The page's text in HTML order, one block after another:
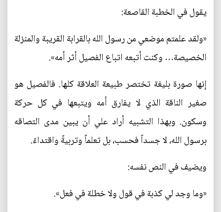
يقول في الخطبة القاصعة:
«ولقد علمتم موضعي من رسول الله بالقرابة القريبة والمنزلة
الخصيصة… وكنت أتبعه اتباع الفصيل أثر أمه».
إنها صورة بليغة تختصر طبيعة العلاقة كلها. فالفصيل هو
صغير الناقة الذي لا يفارق أمه ويتبعها في كل حركة
وسكون. وبهذا التشبيه أراد علي أن يبين مدى التصاقه
برسول الله، لا جسداً فحسب، بل تعلماً وتربيةً واقتداءً.
ويضيف في النص نفسه:
«وما وجد لي كذبة في قول ولا خطلة في فعل».